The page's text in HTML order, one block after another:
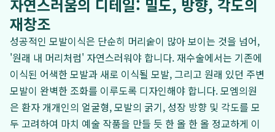
자연스러움의 디테일: 밀도, 방향, 각도의
재창조
성공적인 모발이식은 단순히 머리숱이 많아 보이는 것을 넘어,
'원래 내 머리처럼' 자연스러워야 합니다. 재수술에서는 기존에
이식된 어색한 모발과 새로 이식될 모발, 그리고 원래 있던 주변
모발이 완벽한 조화를 이루도록 디자인해야 합니다. 모엠의원
은 환자 개개인의 얼굴형, 모발의 굵기, 성장 방향 및 각도를 모
두 고려하여 마치 예술 작품을 만들 듯 한 올 한 올 정교하게 이